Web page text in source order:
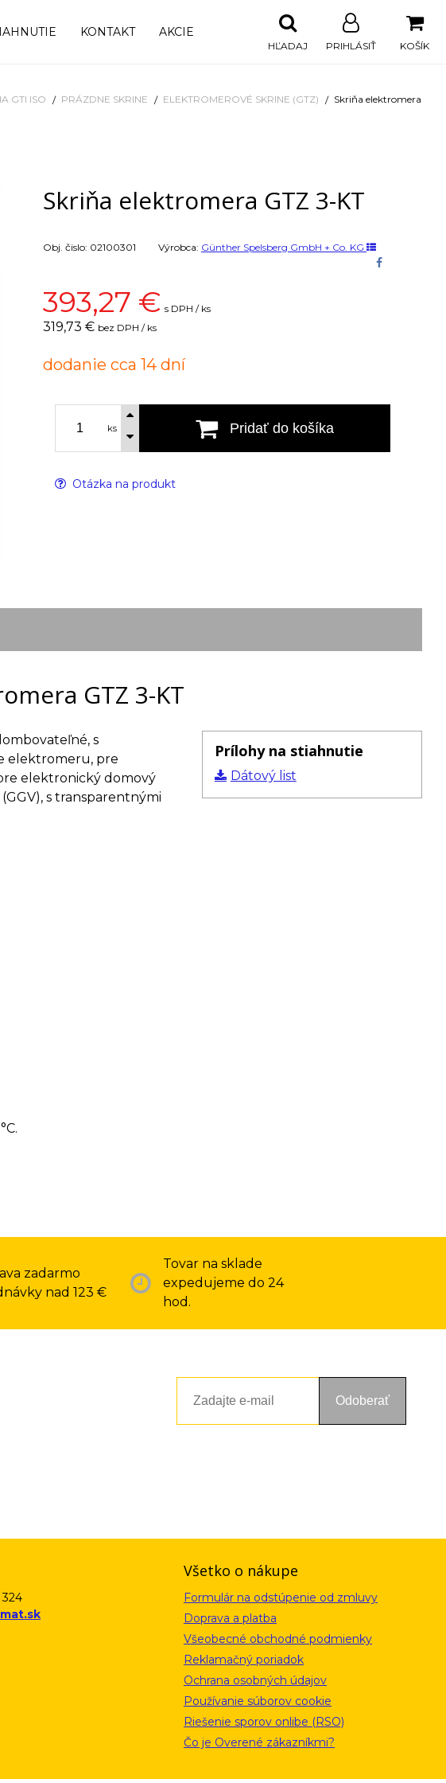
KONTAKT AKCIE
KOŠÍK
PRIHLÁSIŤ
HĽADAJ
GTI ISO PRÁZDNE SKRINE ELEKTROMEROVÉ SKRINE (GTZ)
Skriňa elektromera
Skriňa elektromera GTZ 3-KT
Obj. čislo: 02100301 Výrobca: Günther Spelsberg GmbH + Co. KG
393,27 € s DPH / ks
319,73 € bez DPH / ks
dodanie cca 14 dní
ks Pridať do košíka
Otázka na produkt
GTZ 3-KT
Prílohy na stiahnutie
Dátový list
s
elektromeru, pre
elektronický domový
s transparentnými
zadarmo
nad 123 €
Tovar na sklade
expedujeme do 24
hod.
Odoberať
324
Všetko o nákupe
Formulár na odstúpenie od zmluvy
Doprava a platba
Všeobecné obchodné podmienky
Reklamačný poriadok
Ochrana osobných údajov
Používanie súborov cookie
Riešenie sporov onlibe (RSO)
Čo je Overené zákazníkmi?